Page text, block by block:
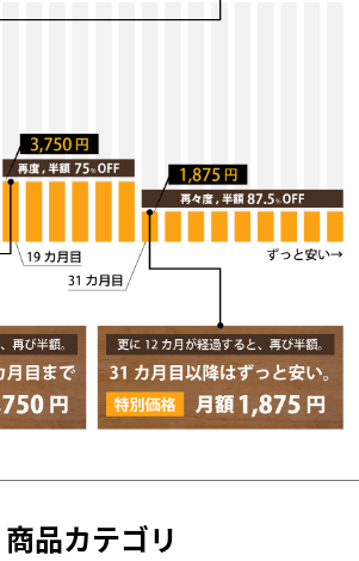
商品カテゴリ